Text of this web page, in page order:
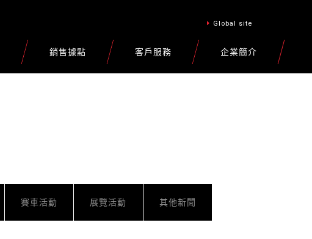
Global site
銷售據點 客戶服務 企業簡介
賽車活動 展覽活動 其他新聞